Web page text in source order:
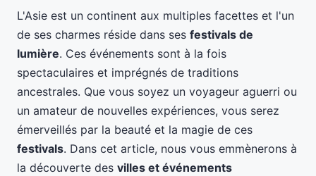
L'Asie est un continent aux multiples facettes et l'un
de ses charmes réside dans ses festivals de
lumière. Ces événements sont à la fois
spectaculaires et imprégnés de traditions
ancestrales. Que vous soyez un voyageur aguerri ou
un amateur de nouvelles expériences, vous serez
émerveillés par la beauté et la magie de ces
festivals. Dans cet article, nous vous emmènerons à
la découverte des villes et événements